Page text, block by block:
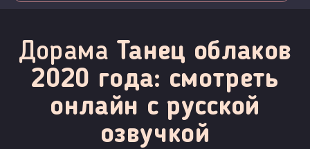
Дорама Танец облаков
2020 года: смотреть
онлайн c русской
озвучкой